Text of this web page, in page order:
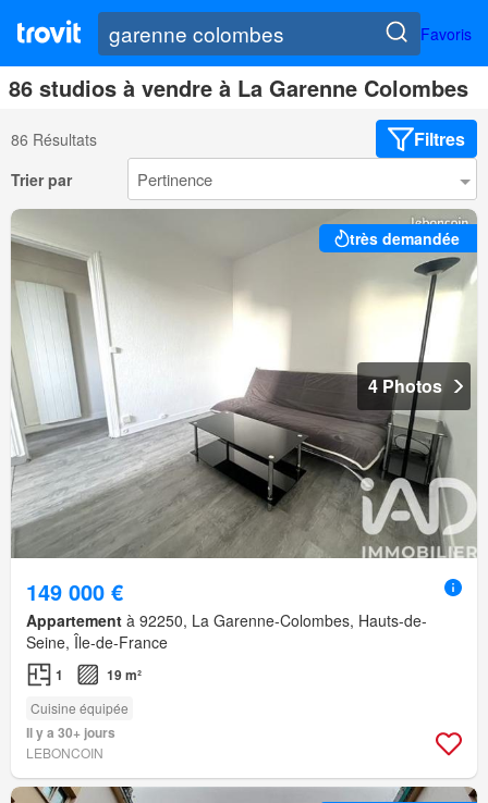
Favoris
86 studios à vendre à La Garenne Colombes
86 Résultats Filtres
Trier par
très demandée
4 Photos
149 000 €
Appartement à 92250, La Garenne-Colombes, Hauts-de-
Seine, Île-de-France
1 19 m²
Cuisine équipée
Il y a 30+ jours
LEBONCOIN